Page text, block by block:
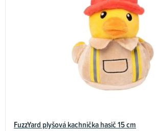
FuzzYard plyšová kachnička hasič 15 cm